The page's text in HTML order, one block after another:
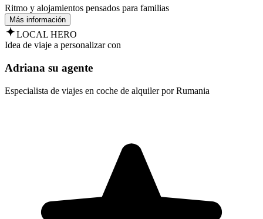
Ritmo y alojamientos pensados para familias
Más información
LOCAL HERO
Idea de viaje a personalizar con
Adriana su agente
Especialista de viajes en coche de alquiler por Rumania